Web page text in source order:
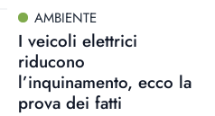
AMBIENTE
I veicoli elettrici
riducono
l’inquinamento, ecco la
prova dei fatti